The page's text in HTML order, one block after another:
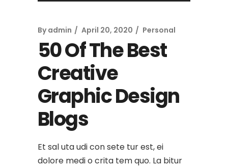
By admin April 20, 2020 Personal
50 Of The Best
Creative
Graphic Design
Blogs
Et sal uta udi con sete tur est, ei
dolore medi o crita tem quo. La bitur